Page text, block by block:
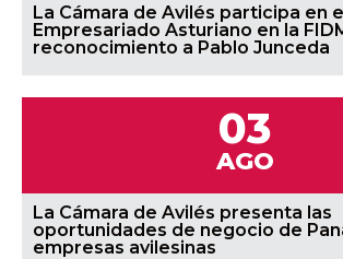
La Cámara de Avilés participa en
Empresariado Asturiano en la
reconocimiento a Pablo Junceda
03
AGO
La Cámara de Avilés presenta las
oportunidades de negocio de
empresas avilesinas